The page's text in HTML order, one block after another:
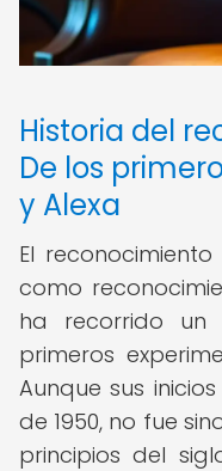
Historia del
De los
y Alexa
El
como
ha recorrido un
primeros
Aunque sus
de 1950, no fue
principios del